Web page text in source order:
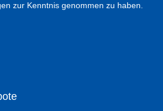
zur Kenntnis genommen zu haben.